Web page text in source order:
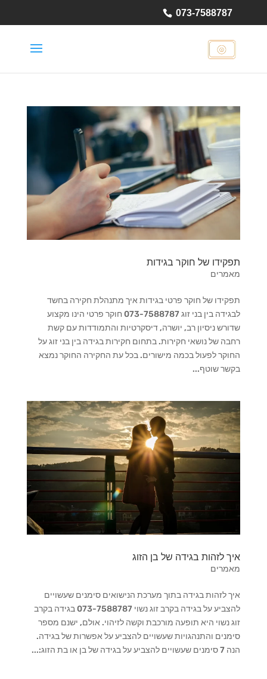
073-7588787
תפקידו של חוקר בגידות
מאמרים
תפקידו של חוקר פרטי בגידות איך מתנהלת חקירה בחשד
לבגידה בין בני זוג 073-7588787 חוקר פרטי הינו מקצוע
שדורש ניסיון רב, יושרה, דיסקרטיות והתמודדות עם קשת
רחבה של נושאי חקירות. בתחום חקירות בגידה בין בני זוג על
החוקר לפעול בכמה מישורים. בכל עת החקירה החוקר נמצא
בקשר שוטף...
איך לזהות בגידה של בן הזוג
מאמרים
איך לזהות בגידה בתוך מערכת הנישואים סימנים שעשויים
להצביע על בגידה בקרב זוג נשוי 073-7588787 בגידה בקרב
זוג נשוי היא תופעה מורכבת וקשה לזיהוי. אולם, ישנם מספר
סימנים והתנהגויות שעשויים להצביע על אפשרות של בגידה.
הנה 7 סימנים שעשויים להצביע על בגידה של בן או בת הזוג:...